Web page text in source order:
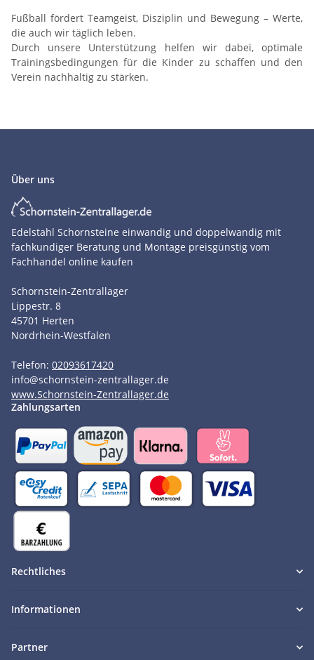
Fußball fördert Teamgeist, Disziplin und Bewegung – Werte,
die auch wir täglich leben.
Durch unsere Unterstützung helfen wir dabei, optimale
Trainingsbedingungen für die Kinder zu schaffen und den
Verein nachhaltig zu stärken.
Über uns
Edelstahl Schornsteine einwandig und doppelwandig mit
fachkundiger Beratung und Montage preisgünstig vom
Fachhandel online kaufen
Schornstein-Zentrallager
Lippestr. 8
45701 Herten
Nordrhein-Westfalen
Telefon: 02093617420
info@schornstein-zentrallager.de
www.Schornstein-Zentrallager.de
Zahlungsarten
Rechtliches
Informationen
Partner